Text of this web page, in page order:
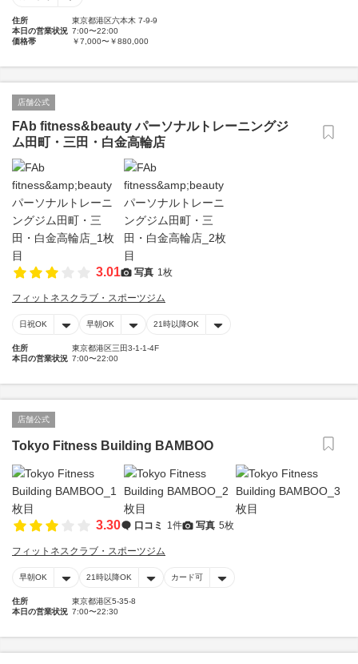
住所
東京都港区六本木 7-9-9
本日の営業状況 7:00〜22:00
価格帯
￥7,000〜￥880,000
店舗公式
FAb fitness&beauty パーソナルトレーニングジ
ム田町・三田・白金高輪店
3.01 写真 1枚
フィットネスクラブ・スポーツジム
日祝OK 早朝OK 21時以降OK
住所
東京都港区三田3-1-1-4F
本日の営業状況 7:00〜22:00
店舗公式
Tokyo Fitness Building BAMBOO
3.30 口コミ 1件 写真 5枚
フィットネスクラブ・スポーツジム
早朝OK 21時以降OK カード可
住所
東京都港区5-35-8
本日の営業状況 7:00〜22:30